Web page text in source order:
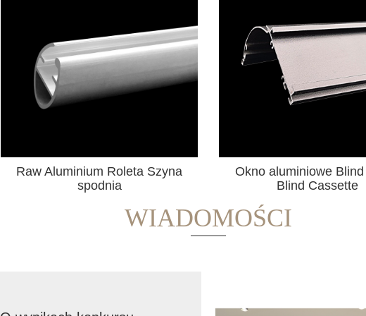
Okno aluminiowe Blind Zebra
Blind Cassette
Zmotoryzowany tor
WIADOMOŚCI